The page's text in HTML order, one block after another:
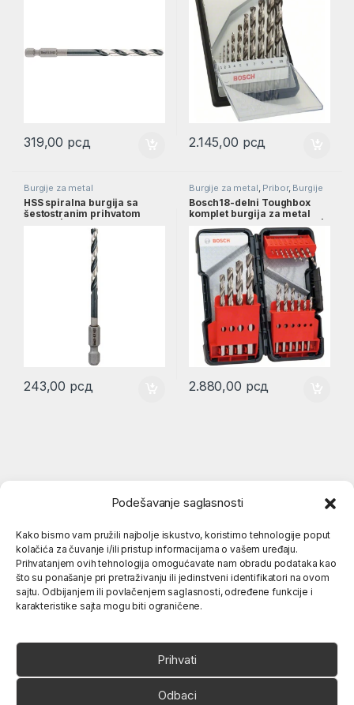
Podešavanje saglasnosti
Kako bismo vam pružili najbolje iskustvo, koristimo tehnologije poput
kolačića za čuvanje i/ili pristup informacijama o vašem uređaju.
Prihvatanjem ovih tehnologija omogućavate nam obradu podataka kao
što su ponašanje pri pretraživanju ili jedinstveni identifikatori na ovom
sajtu. Odbijanjem ili povlačenjem saglasnosti, određene funkcije i
karakteristike sajta mogu biti ograničene.
Prihvati
Odbaci
319,00 рсд 2.145,00 рсд
Burgije za metal
HSS spiralna burgija sa
šestostranim prihvatom
4,2mm | 2608577054
243,00 рсд
Burgije za metal, Pribor, Burgije
Bosch18-delni Toughbox
komplet burgija za metal
HSS-G DIN 338 od 1–10 mm |
2607019578
2.880,00 рсд
Popularne kategorije
O nama